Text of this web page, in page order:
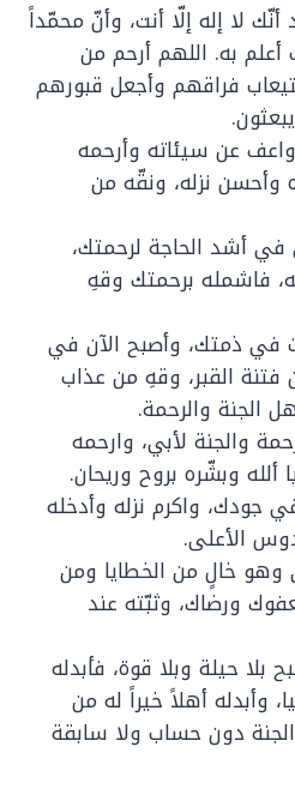
لا إله إلّا أنت، وأنّ محمّداً
به. اللهم أرحم من
فراقهم وأجعل قبورهم
واعف عن سيئاته وأرحمه
وأحسن نزله، ونقّه من
في أشد الحاجة لرحمتك،
فاشمله برحمتك وقهِ
في ذمتك، وأصبح الآن في
القبر، وقهِ من عذاب
الجنة والرحمة.
والجنة لأبي، وارحمه
ألله وبشّره بروح وريحان.
جودك، واكرم نزله وأدخله
الأعلى.
وهو خالٍ من الخطايا ومن
ورضاك، وثبّته عند
بلا حيلة وبلا قوة، فأبدله
وأبدله أهلاً خيراً له من
دون حساب ولا سابقة